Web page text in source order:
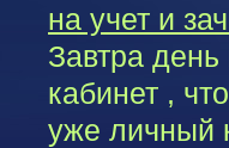
на учет и
Завтра
кабинет ,
уже личный